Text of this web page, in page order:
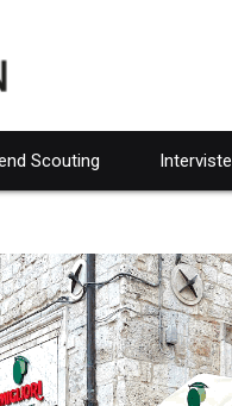
Scouting Interviste